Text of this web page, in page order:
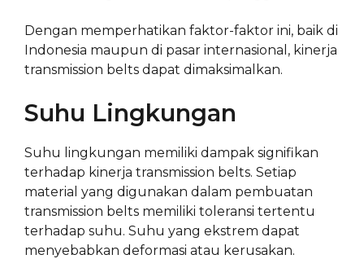
Dengan memperhatikan faktor-faktor ini, baik di
Indonesia maupun di pasar internasional, kinerja
transmission belts dapat dimaksimalkan.
Suhu Lingkungan
Suhu lingkungan memiliki dampak signifikan
terhadap kinerja transmission belts. Setiap
material yang digunakan dalam pembuatan
transmission belts memiliki toleransi tertentu
terhadap suhu. Suhu yang ekstrem dapat
menyebabkan deformasi atau kerusakan.